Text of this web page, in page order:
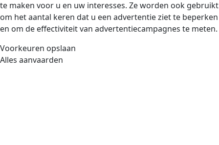
te maken voor u en uw interesses. Ze worden ook gebruikt
om het aantal keren dat u een advertentie ziet te beperken
en om de effectiviteit van advertentiecampagnes te meten.
Voorkeuren opslaan
Alles aanvaarden